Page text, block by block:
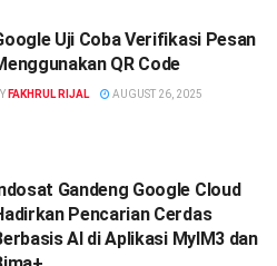
Uji Coba Verifikasi Pesan
QR Code
FAKHRUL RIJAL AUGUST 26, 2025
Gandeng Google Cloud
Pencarian Cerdas
AI di Aplikasi MyIM3 dan